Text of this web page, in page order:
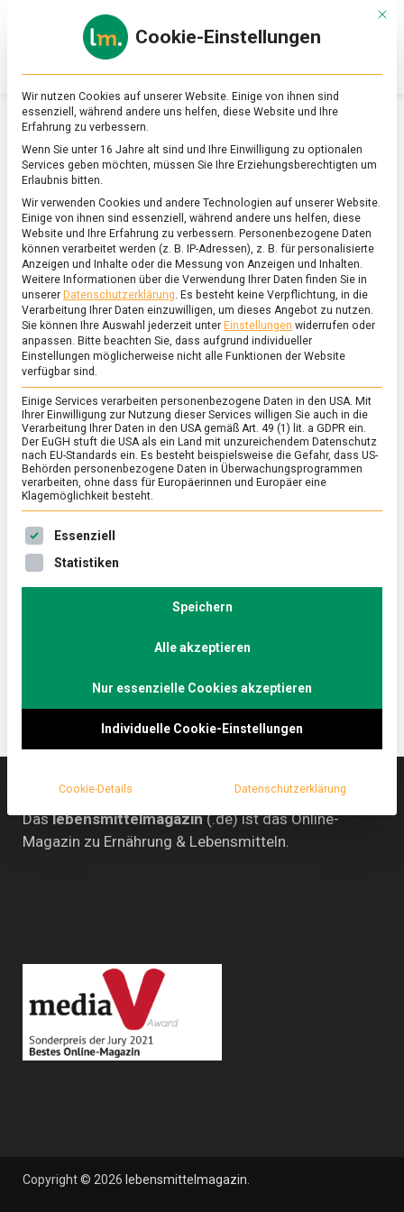
Online-
Magazin
zu
&
Ernährung
SCHLAGWORT:FASTFOOD
FEATURED/KULTUR
Der beste Döner Berlins
29. Januar 2021 Johannes
Der
Des Einen Grundnahrungsmittel, des Anderen
geheimes Laster – Döner Kebab. Das Fastfood mit
Küche festverankert. lebensmittelmagazin.de hat
Daslebensmittelmagazin(.de) ist das Online-
Magazin zu Ernährung & Lebensmitteln.
Copyright © 2026 lebensmittelmagazin
Mit
Cookie-Einstellungen
Wir nutzen Cookies auf unserer Website. Einige von ihnen sind
essenziell, während andere uns helfen, diese Website und Ihre
Erfahrung zu verbessern.
Wenn Sie unter 16 Jahre alt sind und Ihre Einwilligung zu optionalen
Services geben möchten, müssen Sie Ihre Erziehungsberechtigten um
Erlaubnis bitten.
Wir verwenden Cookies und andere Technologien auf unserer Website.
Einige von ihnen sind essenziell, während andere uns helfen, diese
Website und Ihre Erfahrung zu verbessern. Personenbezogene Daten
können verarbeitet werden (z. B. IP-Adressen), z. B. für personalisierte
Anzeigen und Inhalte oder die Messung von Anzeigen und Inhalten.
Weitere Informationen über die Verwendung Ihrer Daten finden Sie in
unserer Datenschutzerklärung. Es besteht keine Verpflichtung, in die
Verarbeitung Ihrer Daten einzuwilligen, um dieses Angebot zu nutzen.
Sie können Ihre Auswahl jederzeit unter Einstellungen widerrufen oder
anpassen. Bitte beachten Sie, dass aufgrund individueller
Einstellungen möglicherweise nicht alle Funktionen der Website
verfügbar sind.
Einige Services verarbeiten personenbezogene Daten in den USA. Mit
Ihrer Einwilligung zur Nutzung dieser Services willigen Sie auch in die
Verarbeitung Ihrer Daten in den USA gemäß Art. 49 (1) lit. a GDPR ein.
Der EuGH stuft die USA als ein Land mit unzureichendem Datenschutz
nach EU-Standards ein. Es besteht beispielsweise die Gefahr, dass US-
Behörden personenbezogene Daten in Überwachungsprogrammen
verarbeiten, ohne dass für Europäerinnen und Europäer eine
Klagemöglichkeit besteht.
Es folgt eine Liste der Service-Gruppen, für die eine
Essenziell
Statistiken
Speichern
Alle akzeptieren
Nur essenzielle Cookies akzeptieren
Individuelle Cookie-Einstellungen
Cookie-Details Datenschutzerklärung